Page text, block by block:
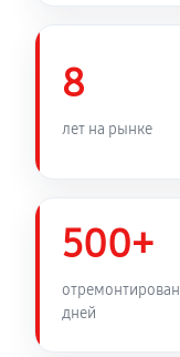
8
лет на рынке
500+
дней